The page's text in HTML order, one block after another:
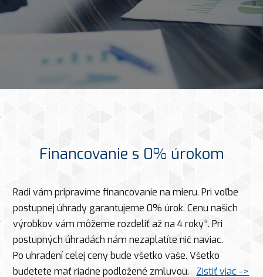
Financovanie s 0% úrokom
Radi vám pripravíme financovanie na mieru. Pri voľbe
postupnej úhrady garantujeme 0% úrok. Cenu našich
výrobkov vám môžeme rozdeliť až na 4 roky*. Pri
postupných úhradách nám nezaplatíte nič naviac.
Po uhradení celej ceny bude všetko vaše. Všetko
budetete mať riadne podložené zmluvou. Zistiť viac ->